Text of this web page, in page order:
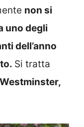
non si
uno degli
dell’anno
Si tratta